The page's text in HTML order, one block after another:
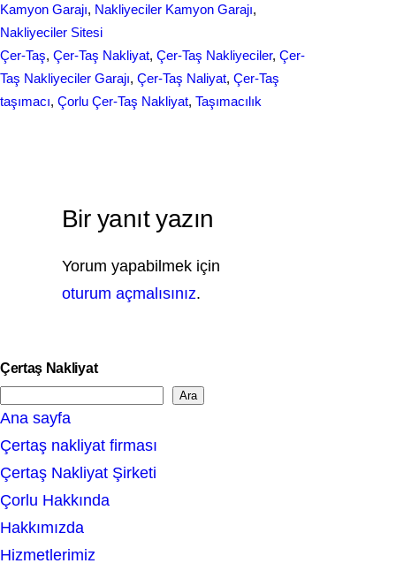
o
k
I
n
Kamyon Garajı, Nakliyeciler Kamyon Garajı
Nakliyeciler Sitesi
Çer-Taş, Çer-Taş Nakliyat, Çer-Taş Nakliyeciler, Çer-
Taş Nakliyeciler Garajı, Çer-Taş Nalіyat, Çer-Taş
taşımacı, Çorlu Çer-Taş Nakliyat, Taşımacılık
Bir yanıt yazın
Yorum yapabilmek için
oturum açmalısınız.
Çertaş Nakliyat
e
a
r
c
h
Ara
Ana sayfa
Çertaş nakliyat firması
Çertaş Nakliyat Şirketi
Çorlu Hakkında
Hakkımızda
Hizmetlerimiz